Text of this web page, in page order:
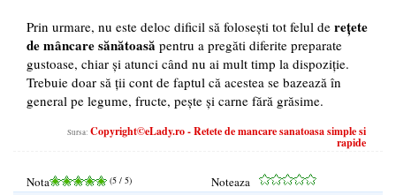
Prin urmare, nu este deloc dificil să folosești tot felul de rețete
de mâncare sănătoasă pentru a pregăti diferite preparate
gustoase, chiar și atunci când nu ai mult timp la dispoziție.
Trebuie doar să ții cont de faptul că acestea se bazează în
general pe legume, fructe, pește și carne fără grăsime.
Sursa: Copyright©eLady.ro - Retete de mancare sanatoasa simple si
rapide
Nota (5 / 5) Noteaza